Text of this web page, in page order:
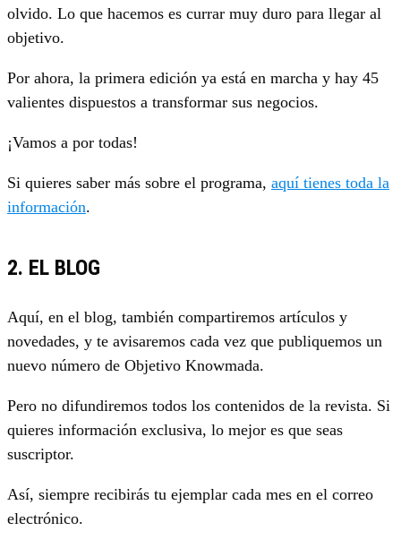
olvido. Lo que hacemos es currar muy duro para llegar al
objetivo.
Por ahora, la primera edición ya está en marcha y hay 45
valientes dispuestos a transformar sus negocios.
¡Vamos a por todas!
Si quieres saber más sobre el programa, aquí tienes toda la
información.
2. EL BLOG
Aquí, en el blog, también compartiremos artículos y
novedades, y te avisaremos cada vez que publiquemos un
nuevo número de Objetivo Knowmada.
Pero no difundiremos todos los contenidos de la revista. Si
quieres información exclusiva, lo mejor es que seas
suscriptor.
Así, siempre recibirás tu ejemplar cada mes en el correo
electrónico.